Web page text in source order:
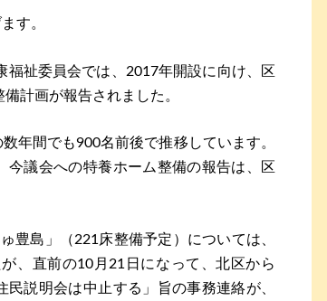
す。
祉委員会では、2017年開設に向け、区
計画が報告されました。
年間でも900名前後で推移しています。
議会への特養ホーム整備の報告は、区
豊島」（221床整備予定）については、
、直前の10月21日になって、北区から
説明会は中止する」旨の事務連絡が、